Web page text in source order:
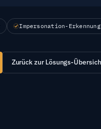
Impersonation-Erkennung
Zurück zur Lösungs-